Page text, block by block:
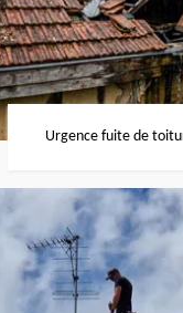
Urgence fuite de